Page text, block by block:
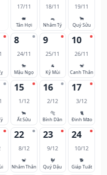
17/11
🐖
Tân Hợi
18/11
🐀
Nhâm Tý
19/11
🐂
Quý Sửu
8
24/11
🐎
Mậu Ngọ
9
25/11
🐐
Kỷ Mùi
10
26/11
🐒
Canh Thân
15
1/12
🐂
Ất Sửu
16
2/12
🐅
Bính Dần
17
3/12
🐈
Đinh Mão
22
8/12
🐒
Nhâm Thân
23
9/12
🐓
Quý Dậu
24
10/12
🐕
Giáp Tuất